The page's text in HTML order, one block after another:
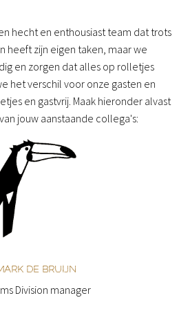
hecht en enthousiast team dat trots
heeft zijn eigen taken, maar we
en zorgen dat alles op rolletjes
het verschil voor onze gasten en
en gastvrij. Maak hieronder alvast
jouw aanstaande collega's:
DE BRUIJN
Division manager